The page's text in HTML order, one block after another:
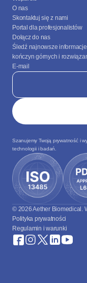
O nas
Skontaktuj się z nami
Portal dla profesjonalistów
Dołącz do nas
Śledź najnowsze
kończyn górnych i
E-mail
Szanujemy Twoją prywatność i
technologii i badań.
© 2026 Aether Biomedical.
Polityka prywatności
Regulamin i warunki